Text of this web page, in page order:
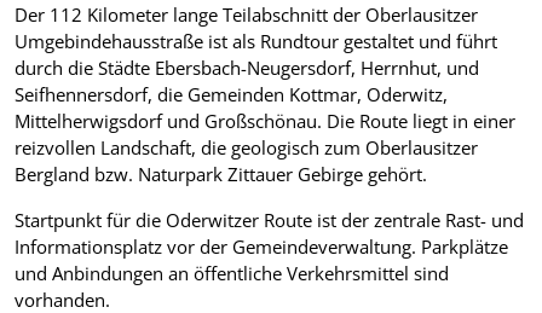
Der 112 Kilometer lange Teilabschnitt der Oberlausitzer
Umgebindehausstraße ist als Rundtour gestaltet und führt
durch die Städte Ebersbach-Neugersdorf, Herrnhut, und
Seifhennersdorf, die Gemeinden Kottmar, Oderwitz,
Mittelherwigsdorf und Großschönau. Die Route liegt in einer
reizvollen Landschaft, die geologisch zum Oberlausitzer
Bergland bzw. Naturpark Zittauer Gebirge gehört.
Startpunkt für die Oderwitzer Route ist der zentrale Rast- und
Informationsplatz vor der Gemeindeverwaltung. Parkplätze
und Anbindungen an öffentliche Verkehrsmittel sind
vorhanden.